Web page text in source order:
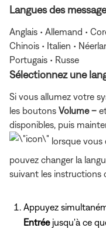
Langues des
Anglais • Allemand •
Chinois • Italien •
Portugais • Russe
Sélectionnez une
Si vous allumez votre
les boutons Volume –
disponibles, puis
lorsque vous
pouvez changer la
suivant les instructions
Appuyez
Entréejusqu'à ce